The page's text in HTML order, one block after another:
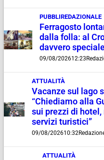
PUBBLIREDAZIONALE
Ferragosto
dalla folla: al
davvero
09/08/202612:23
ATTUALITÀ
Vacanze sul lago
“Chiediamo alla
sui prezzi di
servizi turistici”
09/08/202610:32
ATTUALITÀ